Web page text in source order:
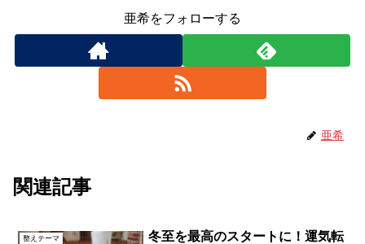
亜希をフォローする
亜希
関連記事
整えテーマ
冬至を最高のスタートに！運気転